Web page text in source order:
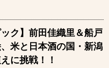
ック】前田佳織里＆船戸
米と日本酒の国・新潟
に挑戦！！